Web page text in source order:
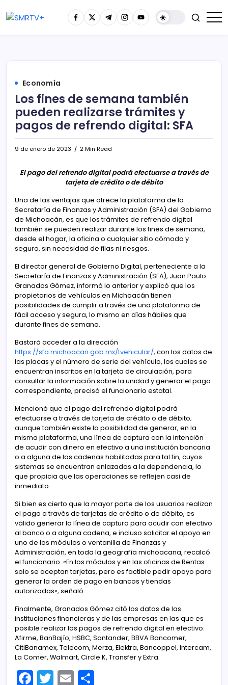
Economía
Los fines de semana también
pueden realizarse trámites y
pagos de refrendo digital: SFA
9 de enero de 2023 2 Min Read
El pago del refrendo digital podrá efectuarse a través de
tarjeta de crédito o de débito
Una de las ventajas que ofrece la plataforma de la
Secretaría de Finanzas y Administración (SFA) del Gobierno
de Michoacán, es que los trámites de refrendo digital
también se pueden realizar durante los fines de semana,
desde el hogar, la oficina o cualquier sitio cómodo y
seguro, sin necesidad de filas ni riesgos.
El director general de Gobierno Digital, perteneciente a la
Secretaría de Finanzas y Administración (SFA), Juan Paulo
Granados Gómez, informó lo anterior y explicó que los
propietarios de vehículos en Michoacán tienen
posibilidades de cumplir a través de una plataforma de
fácil acceso y segura, lo mismo en días hábiles que
durante fines de semana.
Bastará acceder a la dirección
https://sfa.michoacan.gob.mx/tvehicular/, con los datos de
las placas y el número de serie del vehículo, los cuales se
encuentran inscritos en la tarjeta de circulación, para
consultar la información sobre la unidad y generar el pago
correspondiente, precisó el funcionario estatal.
Mencionó que el pago del refrendo digital podrá
efectuarse a través de tarjeta de crédito o de débito;
aunque también existe la posibilidad de generar, en la
misma plataforma, una línea de captura con la intención
de acudir con dinero en efectivo a una institución bancaria
o a alguna de las cadenas habilitadas para tal fin, cuyos
sistemas se encuentran enlazados a la dependencia, lo
que propicia que las operaciones se reflejen casi de
inmediato.
Si bien es cierto que la mayor parte de los usuarios realizan
el pago a través de tarjetas de crédito o de débito, es
válido generar la línea de captura para acudir con efectivo
al banco o a alguna cadena, e incluso solicitar el apoyo en
uno de los módulos o ventanilla de Finanzas y
Administración, en toda la geografía michoacana, recalcó
el funcionario. «En los módulos y en las oficinas de Rentas
solo se aceptan tarjetas, pero es factible pedir apoyo para
generar la orden de pago en bancos y tiendas
autorizadas», señaló.
Finalmente, Granados Gómez citó los datos de las
instituciones financieras y de las empresas en las que es
posible realizar los pagos de refrendo digital en efectivo:
Afirme, BanBajío, HSBC, Santander, BBVA Bancomer,
CitiBanamex, Telecom, Merza, Elektra, Bancoppel, Intercam,
La Comer, Walmart, Circle K, Transfer y Extra.
F T E